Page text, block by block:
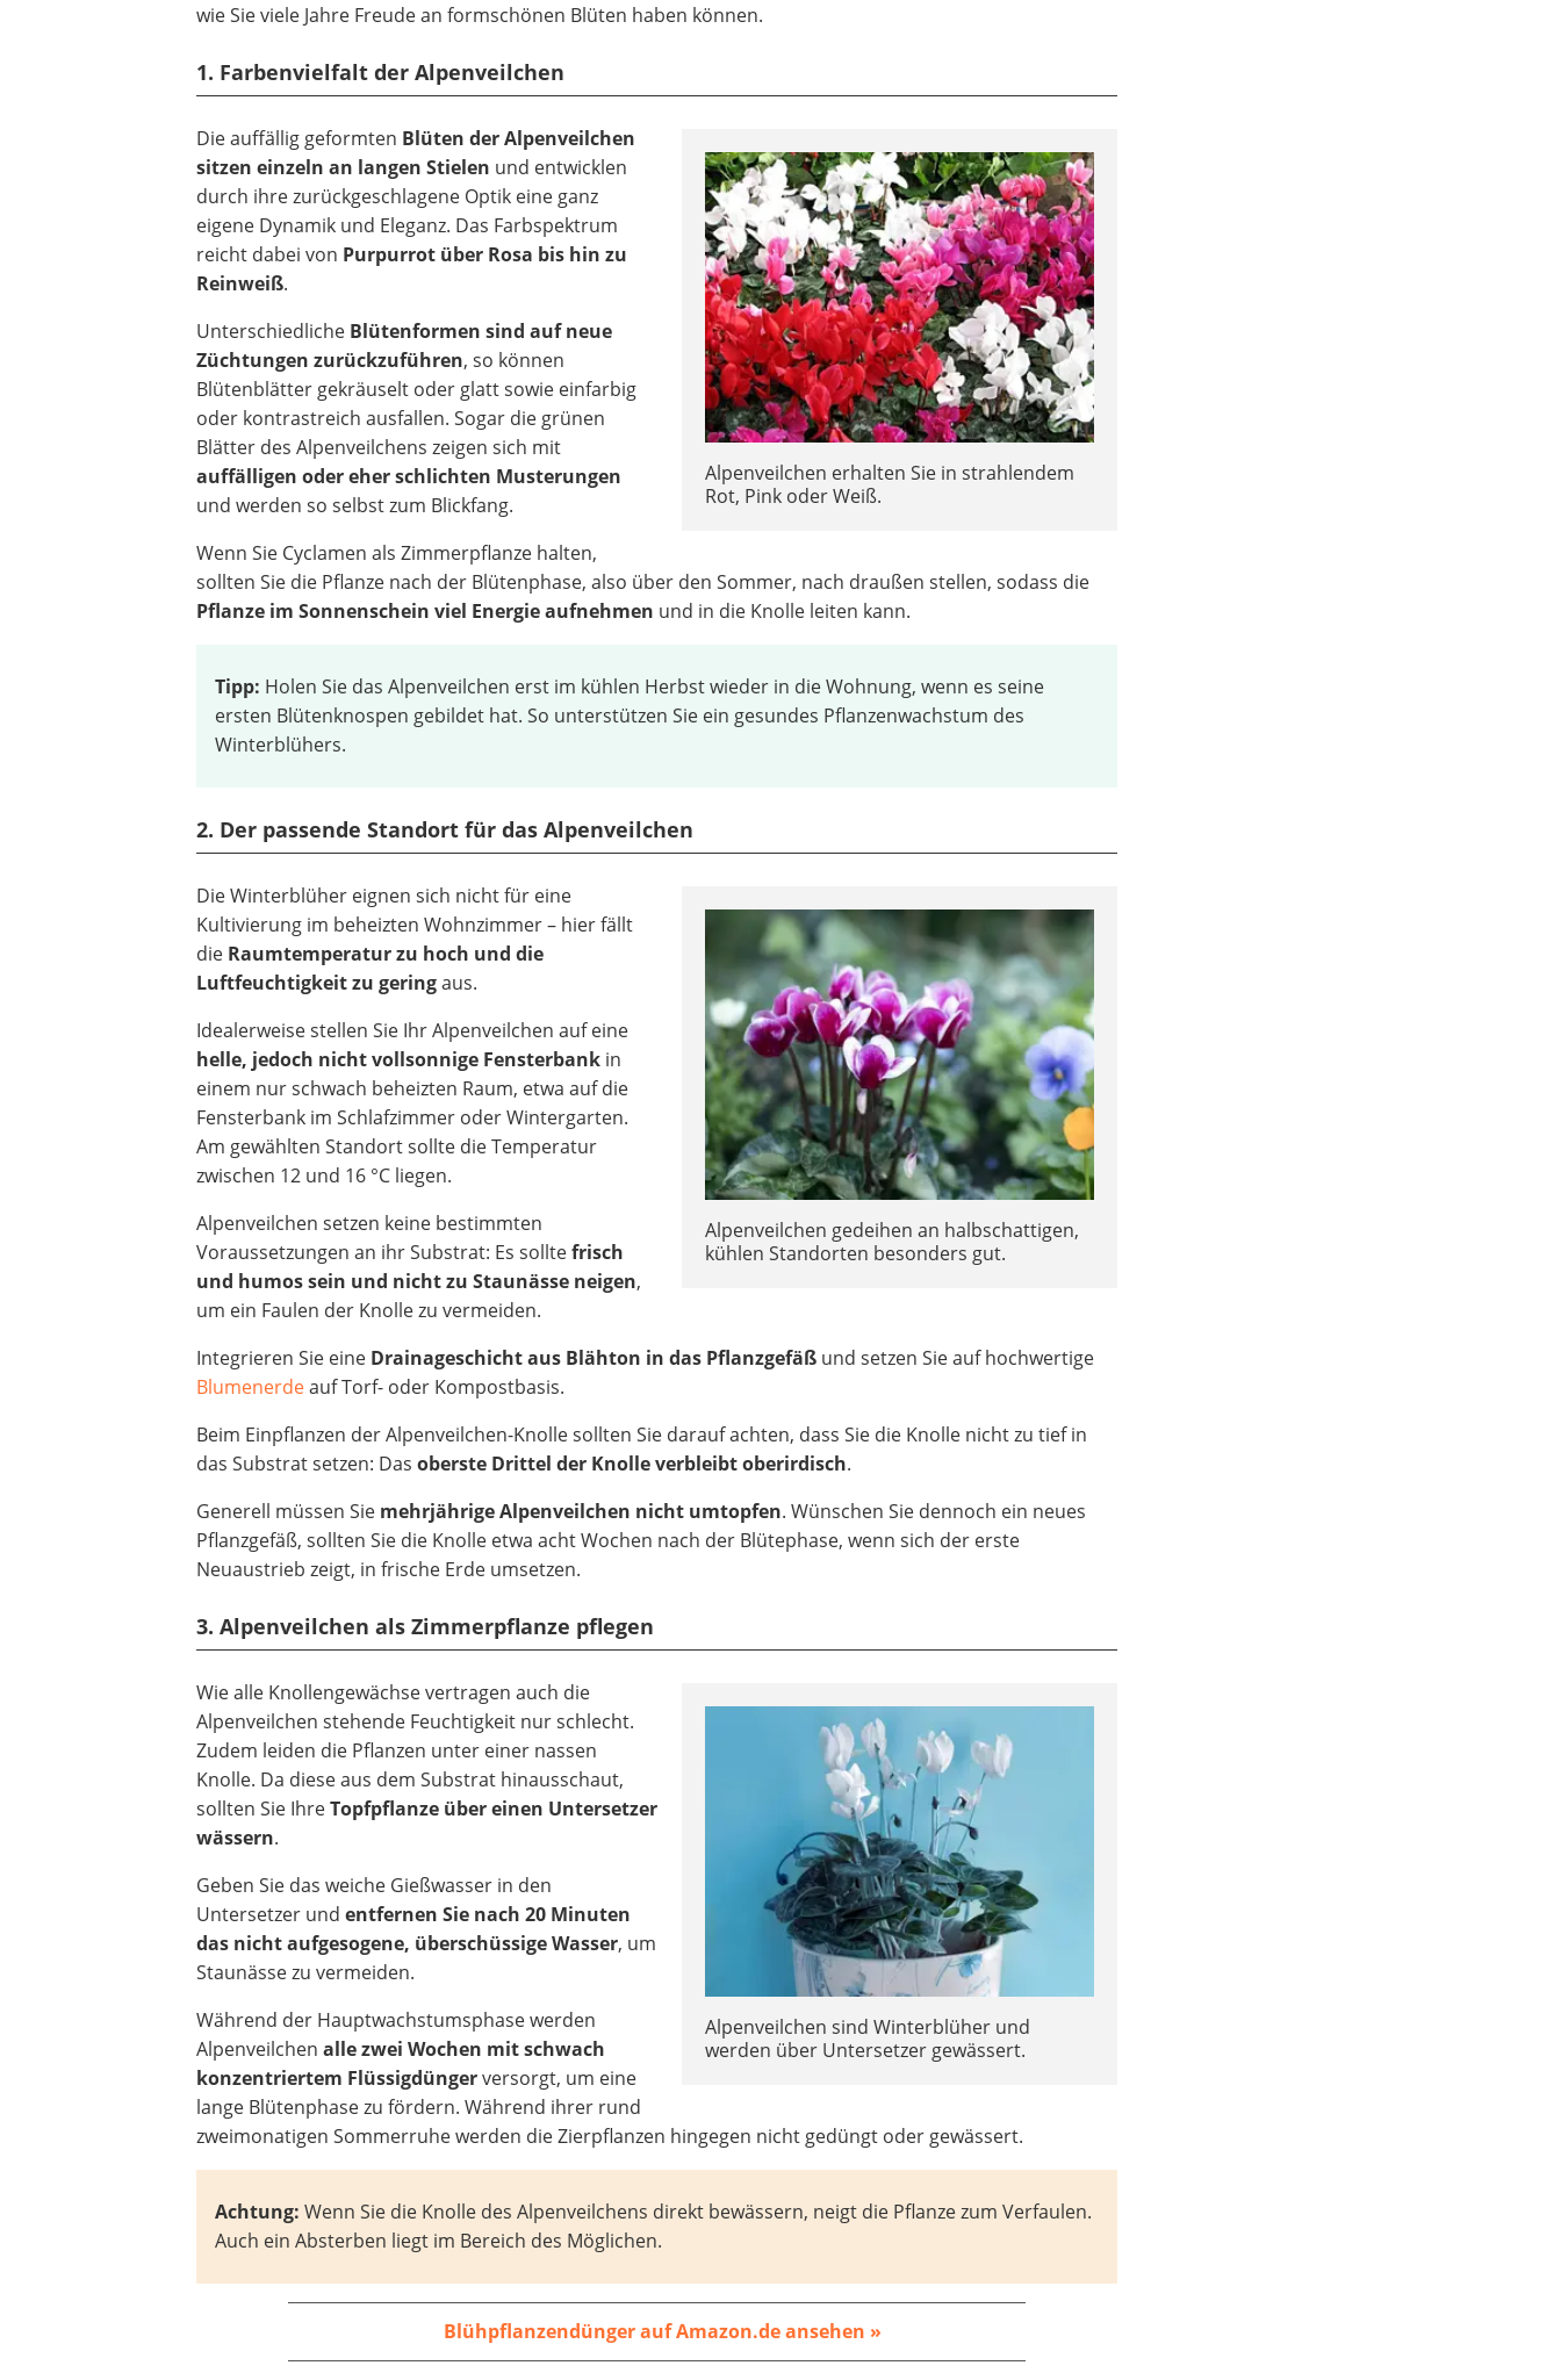
wie Sie viele Jahre Freude an formschönen Blüten haben können.
1. Farbenvielfalt der Alpenveilchen
Alpenveilchen erhalten Sie in strahlendem
Rot, Pink oder Weiß.
Die auffällig geformten Blüten der Alpenveilchen
sitzen einzeln an langen Stielen und entwicklen
durch ihre zurückgeschlagene Optik eine ganz
eigene Dynamik und Eleganz. Das Farbspektrum
reicht dabei von Purpurrot über Rosa bis hin zu
Reinweiß.
Unterschiedliche Blütenformen sind auf neue
Züchtungen zurückzuführen, so können
Blütenblätter gekräuselt oder glatt sowie einfarbig
oder kontrastreich ausfallen. Sogar die grünen
Blätter des Alpenveilchens zeigen sich mit
auffälligen oder eher schlichten Musterungen
und werden so selbst zum Blickfang.
Wenn Sie Cyclamen als Zimmerpflanze halten,
sollten Sie die Pflanze nach der Blütenphase, also über den Sommer, nach draußen stellen, sodass die
Pflanze im Sonnenschein viel Energie aufnehmen und in die Knolle leiten kann.
Tipp: Holen Sie das Alpenveilchen erst im kühlen Herbst wieder in die Wohnung, wenn es seine
ersten Blütenknospen gebildet hat. So unterstützen Sie ein gesundes Pflanzenwachstum des
Winterblühers.
2. Der passende Standort für das Alpenveilchen
Alpenveilchen gedeihen an halbschattigen,
kühlen Standorten besonders gut.
Die Winterblüher eignen sich nicht für eine
Kultivierung im beheizten Wohnzimmer – hier fällt
die Raumtemperatur zu hoch und die
Luftfeuchtigkeit zu geringaus.
Idealerweise stellen Sie Ihr Alpenveilchen auf eine
helle, jedoch nicht vollsonnige Fensterbank in
einem nur schwach beheizten Raum, etwa auf die
Fensterbank im Schlafzimmer oder Wintergarten.
Am gewählten Standort sollte die Temperatur
zwischen 12 und 16 °C liegen.
Alpenveilchen setzen keine bestimmten
Voraussetzungen an ihr Substrat: Es solltefrisch
und humos sein und nicht zu Staunässe neigen,
um ein Faulen der Knolle zu vermeiden.
Integrieren Sie eine Drainageschicht aus Blähton in das Pflanzgefäß und setzen Sie auf hochwertige
Blumenerdeauf Torf- oder Kompostbasis.
Beim Einpflanzen der Alpenveilchen-Knolle sollten Sie darauf achten, dass Sie die Knolle nicht zu tief in
das Substrat setzen: Das oberste Drittel der Knolle verbleibt oberirdisch.
Generell müssen Sie mehrjährige Alpenveilchen nicht umtopfen. Wünschen Sie dennoch ein neues
Pflanzgefäß, sollten Sie die Knolle etwa acht Wochen nach der Blütephase, wenn sich der erste
Neuaustrieb zeigt, in frische Erde umsetzen.
3. Alpenveilchen als Zimmerpflanze pflegen
Alpenveilchen sind Winterblüher und
werden über Untersetzer gewässert.
Wie alle Knollengewächse vertragen auch die
Alpenveilchen stehende Feuchtigkeit nur schlecht.
Zudem leiden die Pflanzen unter einer nassen
Knolle. Da diese aus dem Substrat hinausschaut,
sollten Sie IhreTopfpflanze über einen Untersetzer
wässern.
Geben Sie das weiche Gießwasser in den
Untersetzer undentfernen Sie nach 20 Minuten
das nicht aufgesogene, überschüssige Wasser, um
Staunässe zu vermeiden.
Während der Hauptwachstumsphase werden
Alpenveilchenalle zwei Wochen mit schwach
konzentriertem Flüssigdüngerversorgt, um eine
lange Blütenphase zu fördern. Während ihrer rund
zweimonatigen Sommerruhe werden die Zierpflanzen hingegen nicht gedüngt oder gewässert.
Achtung: Wenn Sie die Knolle des Alpenveilchens direkt bewässern, neigt die Pflanze zum Verfaulen.
Auch ein Absterben liegt im Bereich des Möglichen.
Blühpflanzendünger auf Amazon.de ansehen »